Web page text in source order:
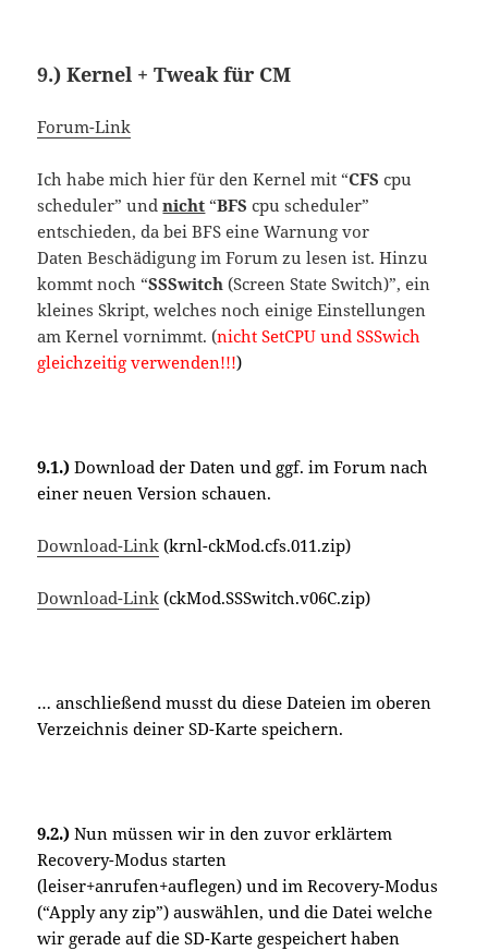
9.) Kernel + Tweak für CM
Forum-Link
Ich habe mich hier für den Kernel mit “CFScpu
scheduler” undnicht “BFScpu scheduler”
entschieden, da bei BFS eine Warnung vor
Daten Beschädigung im Forum zu lesen ist. Hinzu
kommt noch “SSSwitch (Screen State Switch)”, ein
kleines Skript, welches noch einige Einstellungen
am Kernel vornimmt. (nicht SetCPU und SSSwich
gleichzeitig verwenden!!!)
9.1.) Download der Daten und ggf. im Forum nach
einer neuen Version schauen.
Download-Link (krnl-ckMod.cfs.011.zip)
Download-Link (ckMod.SSSwitch.v06C.zip)
… anschließend musst du diese Dateien im oberen
Verzeichnis deiner SD-Karte speichern.
9.2.) Nun müssen wir in den zuvor erklärtem
Recovery-Modus starten
(leiser+anrufen+auflegen) und im Recovery-Modus
(“Apply any zip”) auswählen, und die Datei welche
wir gerade auf die SD-Karte gespeichert haben